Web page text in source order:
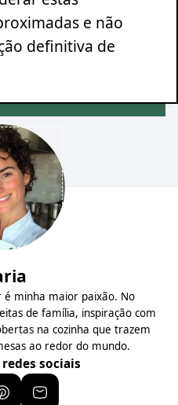
e não
definitiva de
é minha maior paixão. No
de família, inspiração com
na cozinha que trazem
ao redor do mundo.
sociais